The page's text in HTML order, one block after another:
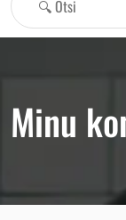
Minu